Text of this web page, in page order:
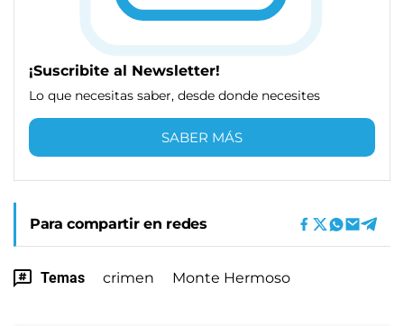
¡Suscribite al Newsletter!
Lo que necesitas saber, desde donde necesites
SABER MÁS
Para compartir en redes
Temas crimen Monte Hermoso